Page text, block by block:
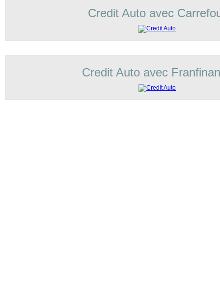
Credit Auto avec
Credit Auto avec